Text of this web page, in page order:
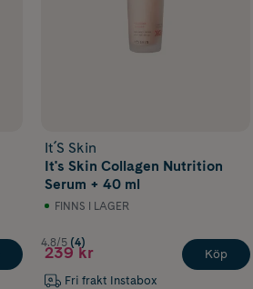
It´S Skin
It's Skin Collagen Nutrition
Serum + 40 ml
FINNS I LAGER
4.8/5 (4)
239 kr
Fri frakt Instabox
Köp